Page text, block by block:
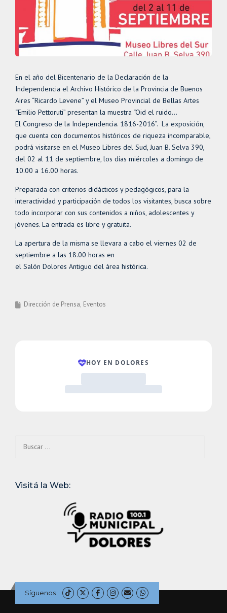
En el año del Bicentenario de la Declaración de la
Independencia el Archivo Histórico de la Provincia de Buenos
Aires “Ricardo Levene” y el Museo Provincial de Bellas Artes
“Emilio Pettoruti” presentan la muestra “Oid el ruido…
El Congreso de la Independencia. 1816-2016”. La exposición,
que cuenta con documentos históricos de riqueza incomparable,
podrá visitarse en el Museo Libres del Sud, Juan B. Selva 390,
del 02 al 11 de septiembre, los días miércoles a domingo de
10.00 a 16.00 horas.
Preparada con criterios didácticos y pedagógicos, para la
interactividad y participación de todos los visitantes, busca sobre
todo incorporar con sus contenidos a niños, adolescentes y
jóvenes. La entrada es libre y gratuita.
La apertura de la misma se llevara a cabo el viernes 02 de
septiembre a las 18.00 horas en
el Salón Dolores Antiguo del área histórica.
Dirección de Prensa Eventos
Visitá la Web:
Síguenos